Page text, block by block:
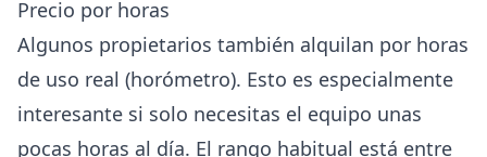
Precio por horas
Algunos propietarios también alquilan por horas
de uso real (horómetro). Esto es especialmente
interesante si solo necesitas el equipo unas
pocas horas al día. El rango habitual está entre